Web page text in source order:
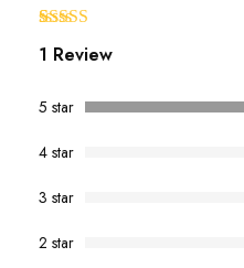
como5.00
avaliação de
1 Review
5 star
4 star
3 star
2 star